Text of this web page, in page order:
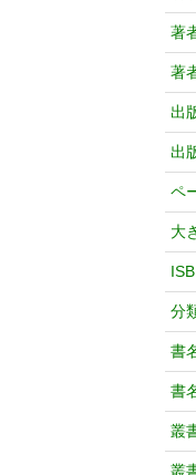
著
著
出
出
ペ
大
分
書
書
叢
叢